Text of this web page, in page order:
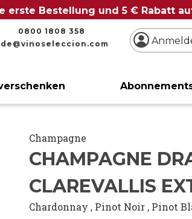
erste Bestellung und 5 € Rabatt
0800 1808 358
de@vinoseleccion.com
Champagne
CHAMPAGNE
CLAREVALLIS
Chardonnay , Pinot Noir , Pinot